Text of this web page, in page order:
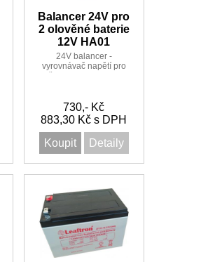
Balancer 24V pro
2 olověné baterie
12V HA01
24V balancer -
vyrovnávač napětí pro
dvě 12V baterie celkem
730,- Kč
883,30 Kč s DPH
Koupit
Detaily